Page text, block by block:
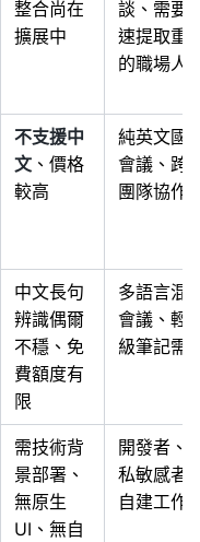
整合尚在
擴展中
談、需要
速提取重
的職場人
不支援中
文 、價格
較高
純英文國
會議、跨
團隊協作
中文長句
辨識偶爾
不穩、免
費額度有
限
多語言混
會議、輕
級筆記需
需技術背
景部署、
無原生
UI、無自
開發者、
私敏感者
自建工作